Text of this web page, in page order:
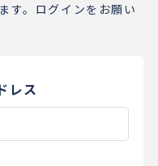
す。ログインをお願い
レス